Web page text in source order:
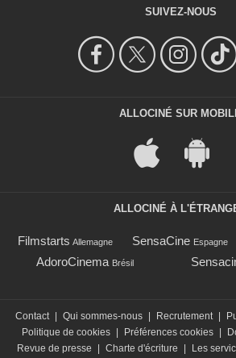
SUIVEZ-NOUS
ALLOCINÉ SUR
ALLOCINÉ À
Filmstarts Allemagne SensaCine Espagne
AdoroCinema Brésil
Contact | Qui sommes-nous | Recrutement |
Politique de cookies | Préférences cookies |
Revue de presse
| Charte d'écriture | Les